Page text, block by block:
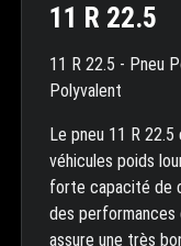
11 R 22.5
11 R 22.5 - Pneu
Polyvalent
Le pneu 11 R
véhicules poids
forte capacité de
des performances
assure une très